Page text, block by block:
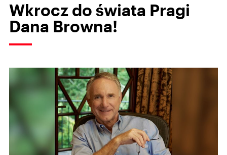
Wkrocz do świata Pragi
Dana Browna!